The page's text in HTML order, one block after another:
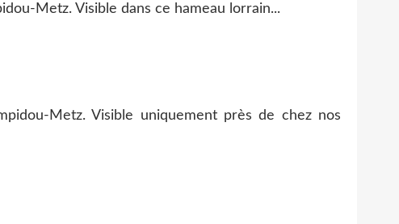
Metz. Visible dans ce hameau lorrain...
Metz. Visible uniquement près de chez nos